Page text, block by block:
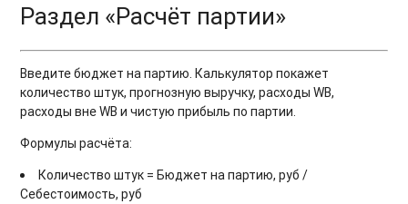
Раздел «Расчёт партии»
Введите бюджет на партию. Калькулятор покажет
количество штук, прогнозную выручку, расходы WB,
расходы вне WB и чистую прибыль по партии.
Формулы расчёта:
Количество штук = Бюджет на партию, руб /
Себестоимость, руб